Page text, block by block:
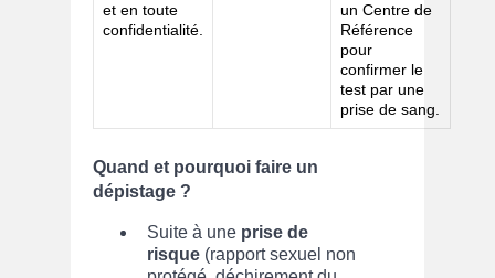
et en toute
confidentialité.
un Centre de
Référence
pour
confirmer le
test par une
prise de sang.
Quand et pourquoi faire un
dépistage ?
Suite à une prise de
risque (rapport sexuel non